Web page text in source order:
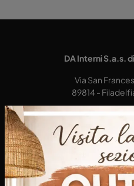
DA Interni S.a.s.
Via San
89814 -
Tel.
+39
E-Mail.
P.IVA